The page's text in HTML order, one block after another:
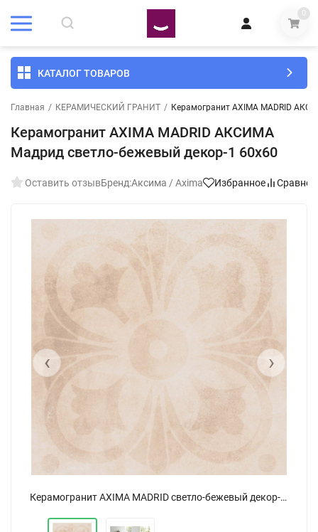
0
КАТАЛОГ ТОВАРОВ
Главная / КЕРАМИЧЕСКИЙ ГРАНИТ / Керамогранит AXIMA MADRID
Керамогранит AXIMA MADRID АКСИМА
Мадрид светло-бежевый декор-1 60x60
Оставить отзывБренд:Аксима / Axima Избранное
Керамогранит AXIMA MADRID светло-бежевый декор-1 60x60
‹ ›